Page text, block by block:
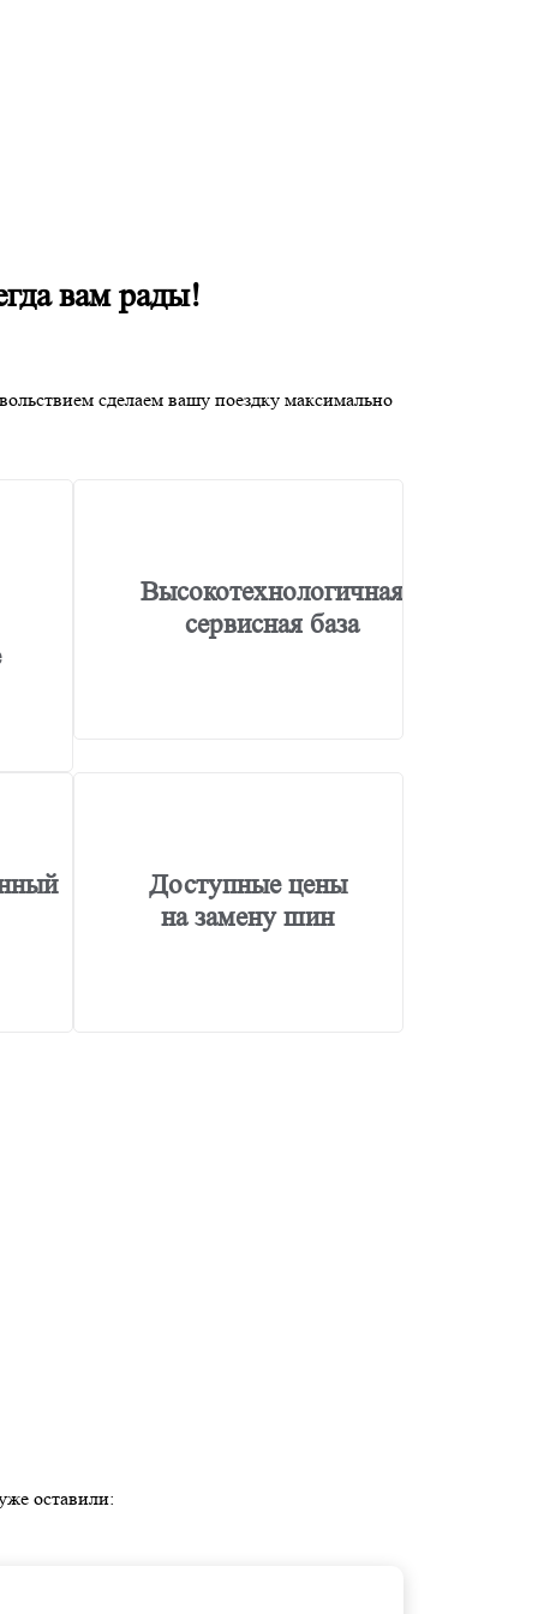
вам рады!
сделаем вашу поездку максимально
Высокотехнологичная
сервисная база
Доступные цены
на замену шин
оставили: